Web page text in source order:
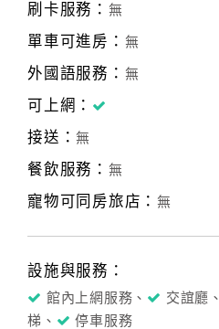
刷卡服務： 無
單車可進房： 無
外國語服務： 無
可上網：
接送：無
餐飲服務： 無
寵物可同房旅店： 無
設施與服務：
館內上網服務、 交誼廳、
梯、
停車服務